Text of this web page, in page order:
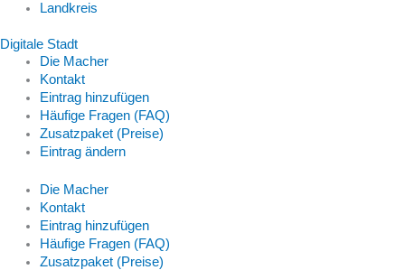
Landkreis
Digitale Stadt
Die Macher
Kontakt
Eintrag hinzufügen
Häufige Fragen (FAQ)
Zusatzpaket (Preise)
Eintrag ändern
Die Macher
Kontakt
Eintrag hinzufügen
Häufige Fragen (FAQ)
Zusatzpaket (Preise)